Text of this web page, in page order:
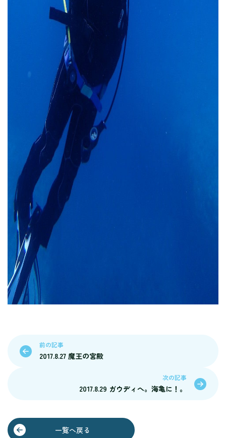
前の記事
2017.8.27 魔王の宮殿
次の記事
2017.8.29 ガウディへ。海亀に！。
一覧へ戻る